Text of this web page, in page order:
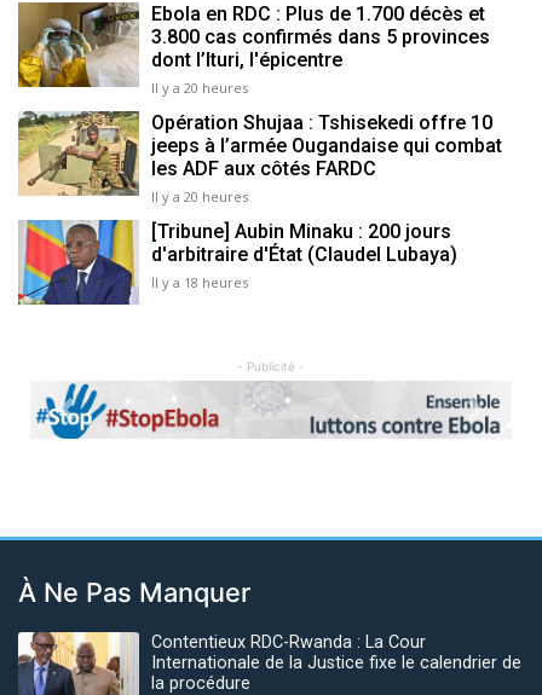
Ebola en RDC : Plus de 1.700 décès et
3.800 cas confirmés dans 5 provinces
dont l’Ituri, l'épicentre
Il y a 20 heures
Opération Shujaa : Tshisekedi offre 10
jeeps à l’armée Ougandaise qui combat
les ADF aux côtés FARDC
Il y a 20 heures
[Tribune] Aubin Minaku : 200 jours
d'arbitraire d'État (Claudel Lubaya)
Il y a 18 heures
- Publicité -
Previous Next
À Ne Pas Manquer
Contentieux RDC-Rwanda : La Cour
Internationale de la Justice fixe le calendrier de
la procédure